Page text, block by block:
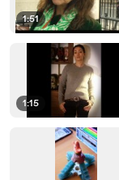
1:51
1:15